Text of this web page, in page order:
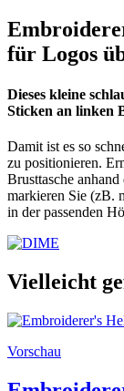
für Logos
Dieses kleine
Sticken an linken
Damit ist es so
zu positionieren.
Brusttasche
markieren Sie (zB.
in der passenden
Vielleicht
Vorschau